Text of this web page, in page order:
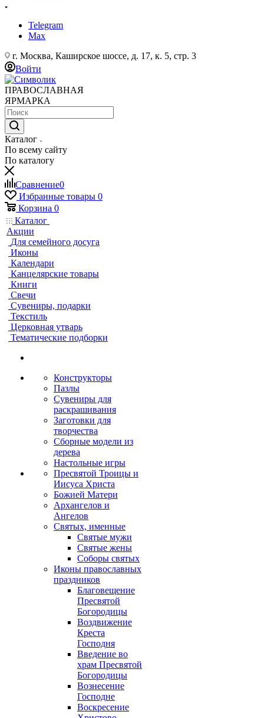
Telegram
Max
г. Москва, Каширское шоссе, д. 17, к. 5, стр. 3
Войти
ПРАВОСЛАВНАЯ
ЯРМАРКА
Каталог
По всему сайту
По каталогу
Сравнение0
Избранные товары 0
Корзина 0
Каталог
Акции
Для семейного досуга
Иконы
Календари
Канцелярские товары
Книги
Свечи
Сувениры, подарки
Текстиль
Церковная утварь
Тематические подборки
Конструкторы
Пазлы
Сувениры для
раскрашивания
Заготовки для
творчества
Сборные модели из
дерева
Настольные игры
Пресвятой Троицы и
Иисуса Христа
Божией Матери
Архангелов и
Ангелов
Святых, именные
Святые мужи
Святые жены
Соборы святых
Иконы православных
праздников
Благовещение
Пресвятой
Богородицы
Воздвижение
Креста
Господня
Введение во
храм Пресвятой
Богородицы
Вознесение
Господне
Воскресение